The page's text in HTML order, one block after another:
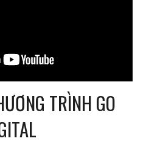
TRÌNH GO